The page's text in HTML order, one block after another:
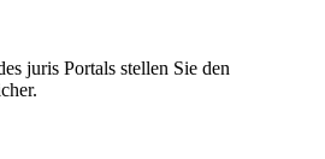
juris Portals stellen Sie den